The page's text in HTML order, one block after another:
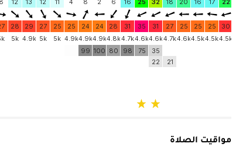
مواقيت الصلاة